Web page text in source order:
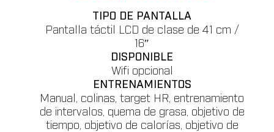
TIPO DE PANTALLA
Pantalla táctil LCD de clase de 41 cm /
16″
DISPONIBLE
Wifi opcional
ENTRENAMIENTOS
Manual, colinas, target HR, entrenamiento
de intervalos, quema de grasa, objetivo de
tiempo, objetivo de calorías, objetivo de